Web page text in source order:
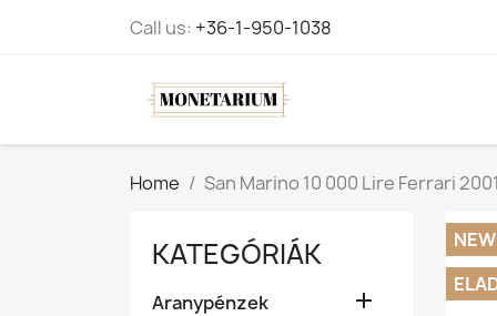
Call us: +36-1-950-1038
Home San Marino 10 000 Lire Ferrari
KATEGÓRIÁK
Aranypénzek 
NEW